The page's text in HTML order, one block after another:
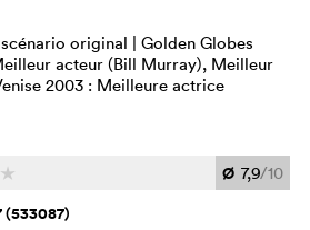
original | Golden Globes
acteur (Bill Murray), Meilleur
2003 : Meilleure actrice
c Ø 7,9/10
(533087)